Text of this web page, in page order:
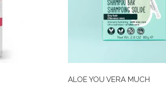
ALOE YOU VERA MUCH